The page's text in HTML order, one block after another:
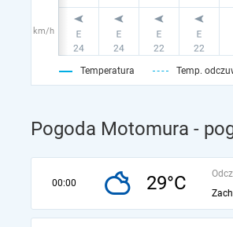
km/h
Temperatura Temp.
Pogoda Motomura -
00:00 29°C